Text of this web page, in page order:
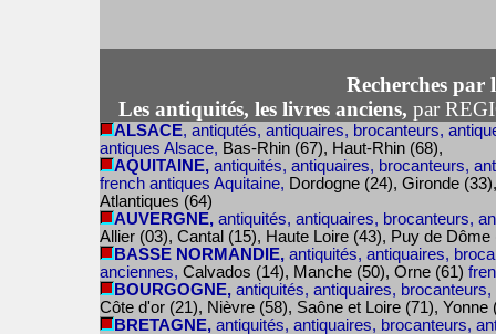
Recherches par
Les antiquités, les livres anciens, par
ALSACE, antiqutés, antiquaires, brocanteurs,
antiques Alsace, Bas-Rhin (67), Haut-Rhin (68),
AQUITAINE, antiquités, antiquaires, brocanteurs,
french antiques Aquitaine, Dordogne (24), Gironde
Atlantiques (64)
AUVERGNE, antiquités, antiquaires, brocanteurs,
Allier (03), Cantal (15), Haute Loire (43), Puy de
BASSE NORMANDIE, antiquités, antiquaires,
anciennes, Calvados (14), Manche (50), Orne (61)
BOURGOGNE, antiquités, antiquaires,
Côte d'or (21), Nièvre (58), Saône et Loire (71), Yonne
BRETAGNE, antiquités, antiquaires, brocanteurs,